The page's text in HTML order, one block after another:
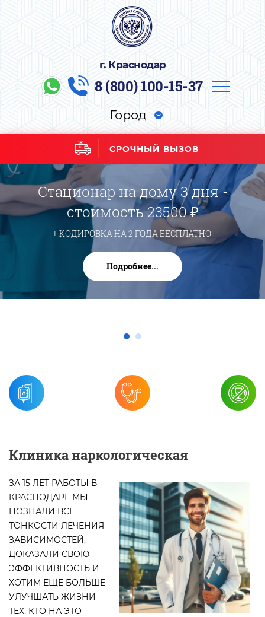
г. Краснодар
8 (800) 100-15-37
Город
СРОЧНЫЙ ВЫЗОВ
Стационар на дому 3 дня -
стоимость 23500 ₽
+ КОДИРОВКА НА 2 ГОДА БЕСПЛАТНО!
Подробнее...
Клиника наркологическая
ЗА 15 ЛЕТ РАБОТЫ В
КРАСНОДАРЕ МЫ
ПОЗНАЛИ ВСЕ
ТОНКОСТИ ЛЕЧЕНИЯ
ЗАВИСИМОСТЕЙ,
ДОКАЗАЛИ СВОЮ
ЭФФЕКТИВНОСТЬ И
ХОТИМ ЕЩЕ БОЛЬШЕ
УЛУЧШАТЬ ЖИЗНИ
ТЕХ, КТО НА ЭТО